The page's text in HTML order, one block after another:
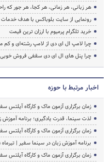
هر زبانی، هر زمانی، هر کجا، هر جور که
رونمایی از سایت بلوباکس با هدف خدمات
خرید تلگرام پرمیوم با ارزان ترین قیمت
چرا لامپ ال ای دی از لامپ رشته‌ای و
چرا پنل های ال ای دی سقفی فروش خوبی
اخبار مرتبط با حوزه
زمان برگزاری آزمون ماک و کارگاه آیلتس سفیر
لذت سینما، قدرت یادگیری؛ برنامه آموزش
زمان برگزاری آزمون ماک و کارگاه آیلتس سفیر
برنامه آموزش زبان در سینما سفیر | تیرماه ۱۴۰۵
زمان برگزاری آزمون ماک و کارگاه آیلتس سفیر